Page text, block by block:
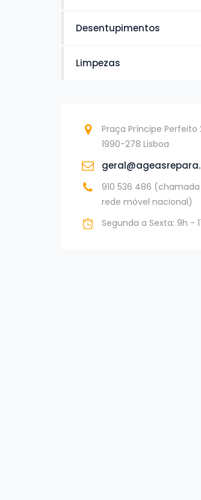
Desentupimentos
Limpezas
Praça Príncipe Perfeito
1990-278 Lisboa
910 536 486
rede móvel nacional)
Segunda a Sexta: 9h -